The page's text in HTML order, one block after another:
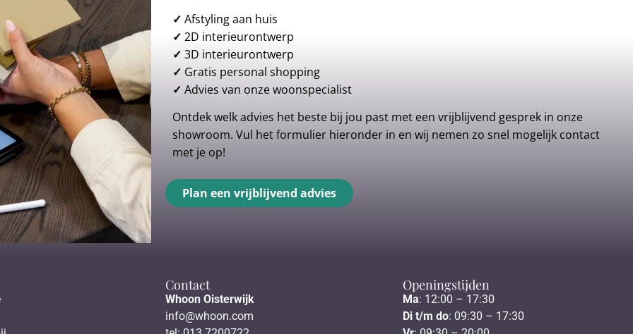
✓ Afstyling aan huis
✓ 2D interieurontwerp
✓ 3D interieurontwerp
✓ Gratis personal shopping
✓ Advies van onze woonspecialist
Ontdek welk advies het beste bij jou past met een vrijblijvend gesprek in onze
showroom. Vul het formulier hieronder in en wij nemen zo snel mogelijk contact
met je op!
Plan een vrijblijvend advies
Contact
Whoon Oisterwijk
info@whoon.com
Openingstijden
Ma: 12:00 – 17:30
Di t/m do: 09:30 – 17:30